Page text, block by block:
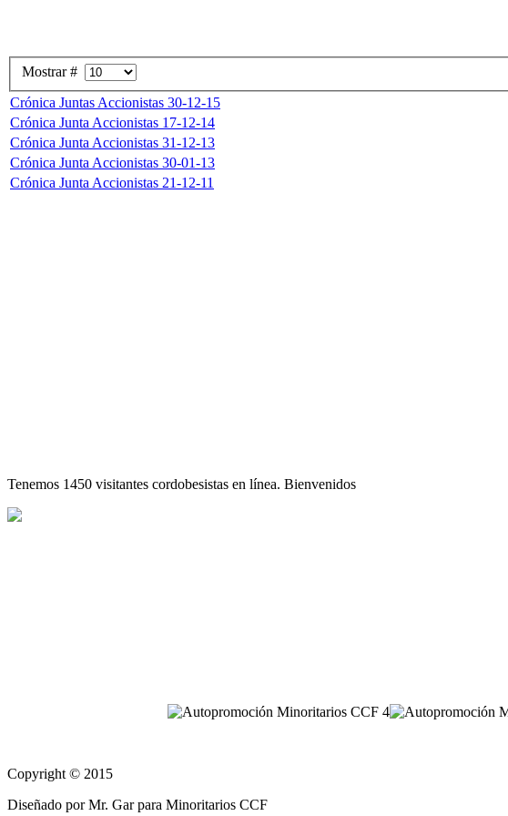
Mostrar #
Crónica Juntas Accionistas 30-12-15
Crónica Junta Accionistas 17-12-14
Crónica Junta Accionistas 31-12-13
Crónica Junta Accionistas 30-01-13
Crónica Junta Accionistas 21-12-11
Tenemos 1450 visitantes cordobesistas en línea. Bienvenidos
Copyright © 2015
Diseñado por Mr. Gar para Minoritarios CCF